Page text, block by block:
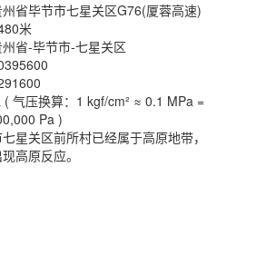
省毕节市七星关区G76(厦蓉高速)
米
省-毕节市-七星关区
( 气压换算：1 kgf/cm² ≈ 0.1 MPa =
Pa )
星关区前所村已经属于高原地带，
高原反应。